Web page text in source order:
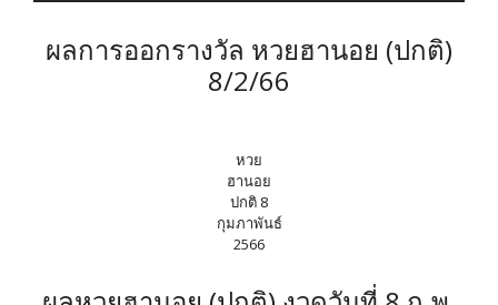
ผลการออกรางวัล หวยฮานอย (ปกติ)
8/2/66
หวย
ฮานอย
ปกติ 8
กุมภาพันธ์
2566